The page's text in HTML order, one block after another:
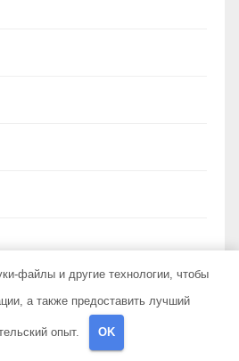
файлы и другие технологии, чтобы
а также предоставить лучший
опыт. OK